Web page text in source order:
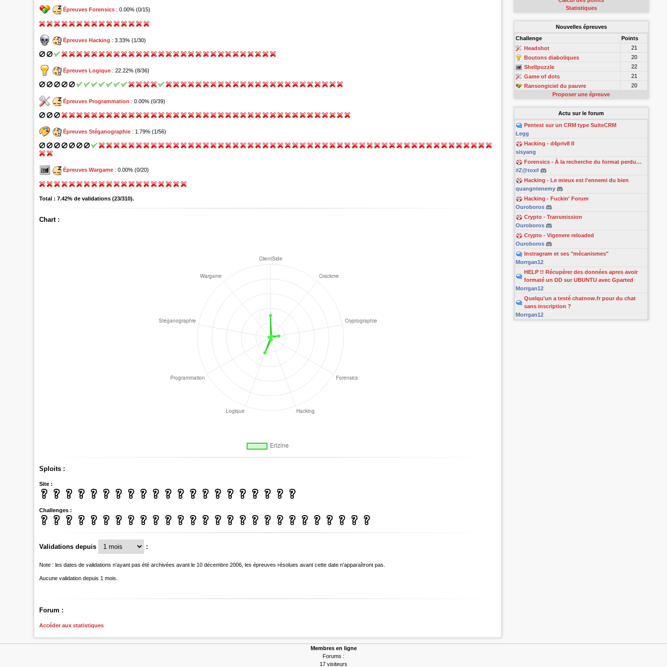
Épreuves Forensics : 0.00% (0/15)
Épreuves Hacking : 3.33% (1/30)
Épreuves Logique : 22.22% (8/36)
Épreuves Programmation : 0.00% (0/39)
Épreuves Stéganographie : 1.79% (1/56)
Épreuves Wargame : 0.00% (0/20)
Total : 7.42% de validations (23/310).
Chart :
Sploits :
Site :
Challenges :
Validations depuis :
Note : les dates de validations n'ayant pas été archivées avant le 10 décembre 2006, les épreuves résolues avant cette date n'apparaîtront pas.
Aucune validation depuis 1 mois.
Forum :
Accéder aux statistiques
Statistiques
Nouvelles épreuves
Challenge
Points
Headshot
21
Boutons diaboliques
20
Shellpuzzle
22
Game of dots
21
Ransongiciel du pauvre
20
Proposer une épreuve
Actu sur le forum
Pentest sur un CRM type SuiteCRM
Legg
Hacking - d4priv8 II
sisyang
Forensics - À la recherche du format perdu…
#Z@tox#
Hacking - Le mieux est l'ennemi du bien
quangntenemy
Hacking - Fuckin' Forum
Ouroboros
Crypto - Transmission
Ouroboros
Crypto - Vigenere reloaded
Ouroboros
Instragram et ses "mécanismes"
Morrgan12
HELP !! Récupérer des données apres avoir
formaté un DD sur UBUNTU avec Gparted
Morrgan12
Quelqu'un a testé chatnow.fr pour du chat
sans inscription ?
Morrgan12
Membres en ligne
Forums :
17 visiteurs